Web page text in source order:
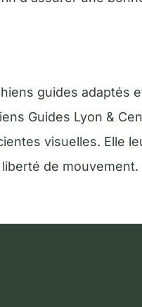
guides adaptés
Guides Lyon &
visuelles. Elle
de mouvement.